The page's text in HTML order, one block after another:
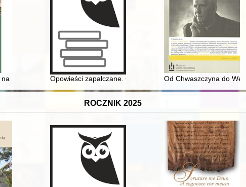
GrodzieńszczyźnieOpowieści zapałczane. Cz. 2, fabryka zapałek w Bystrzycy
Od Chwaszczyna do
ROCZNIK 2025